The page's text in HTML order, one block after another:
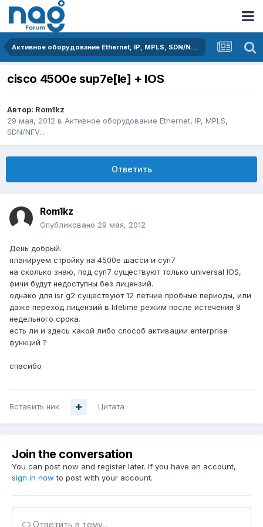
Активное оборудование Ethernet, IP, MPLS, SDN/NFV...
cisco 4500e sup7e[le] + IOS
Автор: Rom1kz
29 мая, 2012 в Активное оборудование Ethernet, IP, MPLS,
SDN/NFV...
Ответить
Rom1kz
Опубликовано 29 мая, 2012
День добрый.
планируем стройку на 4500е шасси и суп7
на сколько знаю, под суп7 существуют только universal IOS,
фичи будут недоступны без лицензий.
однако для isr g2 существуют 12 летние пробные периоды, или
даже переход лицензий в lifetime режим после истечения 8
недельного срока.
есть ли и здесь какой либо способ активации enterprise
функций ?
спасибо
Вставить ник Цитата
Join the conversation
You can post now and register later. If you have an account,
sign in now to post with your account.
Ответить в тему...